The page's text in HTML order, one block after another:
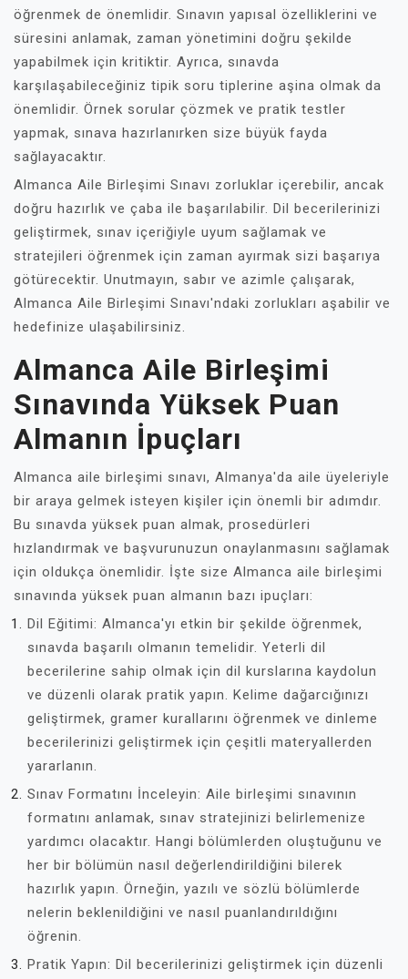
öğrenmek de önemlidir. Sınavın yapısal özelliklerini ve
süresini anlamak, zaman yönetimini doğru şekilde
yapabilmek için kritiktir. Ayrıca, sınavda
karşılaşabileceğiniz tipik soru tiplerine aşina olmak da
önemlidir. Örnek sorular çözmek ve pratik testler
yapmak, sınava hazırlanırken size büyük fayda
sağlayacaktır.
Almanca Aile Birleşimi Sınavı zorluklar içerebilir, ancak
doğru hazırlık ve çaba ile başarılabilir. Dil becerilerinizi
geliştirmek, sınav içeriğiyle uyum sağlamak ve
stratejileri öğrenmek için zaman ayırmak sizi başarıya
götürecektir. Unutmayın, sabır ve azimle çalışarak,
Almanca Aile Birleşimi Sınavı'ndaki zorlukları aşabilir ve
hedefinize ulaşabilirsiniz.
Almanca Aile Birleşimi
Sınavında Yüksek Puan
Almanın İpuçları
Almanca aile birleşimi sınavı, Almanya'da aile üyeleriyle
bir araya gelmek isteyen kişiler için önemli bir adımdır.
Bu sınavda yüksek puan almak, prosedürleri
hızlandırmak ve başvurunuzun onaylanmasını sağlamak
için oldukça önemlidir. İşte size Almanca aile birleşimi
sınavında yüksek puan almanın bazı ipuçları:
Dil Eğitimi: Almanca'yı etkin bir şekilde öğrenmek,
sınavda başarılı olmanın temelidir. Yeterli dil
becerilerine sahip olmak için dil kurslarına kaydolun
ve düzenli olarak pratik yapın. Kelime dağarcığınızı
geliştirmek, gramer kurallarını öğrenmek ve dinleme
becerilerinizi geliştirmek için çeşitli materyallerden
yararlanın.
Sınav Formatını İnceleyin: Aile birleşimi sınavının
formatını anlamak, sınav stratejinizi belirlemenize
yardımcı olacaktır. Hangi bölümlerden oluştuğunu ve
her bir bölümün nasıl değerlendirildiğini bilerek
hazırlık yapın. Örneğin, yazılı ve sözlü bölümlerde
nelerin beklenildiğini ve nasıl puanlandırıldığını
öğrenin.
Pratik Yapın: Dil becerilerinizi geliştirmek için düzenli